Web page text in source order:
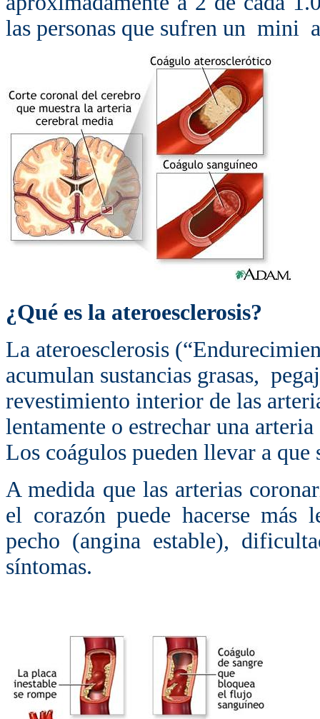
las personas que sufren un mini
¿Qué es la ateroesclerosis?
La ateroesclerosis
acumulan sustancias grasas,
revestimiento interior de las
lentamente o estrechar una
Los coágulos pueden llevar a que
A medida que las arterias
el corazón puede hacerse más
pecho (angina estable),
síntomas.